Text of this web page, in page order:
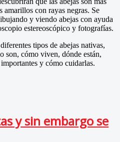
amarillos con rayas negras. Se
y viendo abejas con ayuda
estereoscópico y fotografías.
tipos de abejas nativas,
son, cómo viven, dónde están,
y cómo cuidarlas.
y sin embargo se